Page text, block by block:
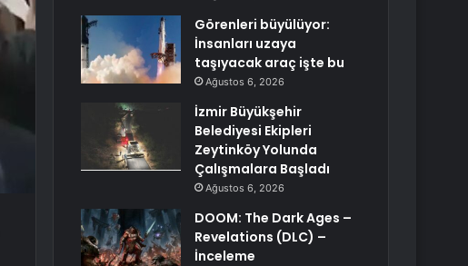
Görenleri büyülüyor:
İnsanları uzaya
taşıyacak araç işte bu
Ağustos 6, 2026
İzmir Büyükşehir
Belediyesi Ekipleri
Zeytinköy Yolunda
Çalışmalara Başladı
Ağustos 6, 2026
DOOM: The Dark Ages –
Revelations (DLC) –
İnceleme